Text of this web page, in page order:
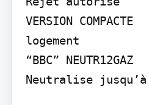
VERSION COMPACTE
logement
“BBC” NEUTR12GAZ
Neutralise jusqu’à